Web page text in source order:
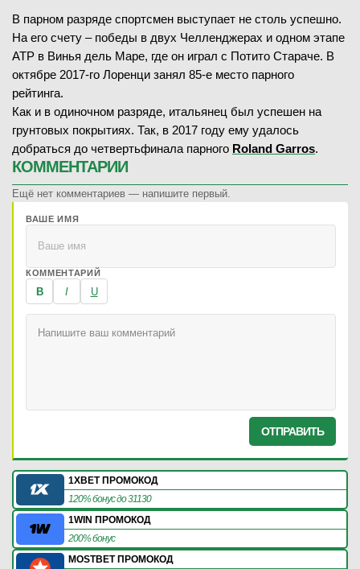
В парном разряде спортсмен выступает не столь успешно.
На его счету – победы в двух Челленджерах и одном этапе
ATP в Винья дель Маре, где он играл с Потито Стараче. В
октябре 2017-го Лоренци занял 85-е место парного
рейтинга.
Как и в одиночном разряде, итальянец был успешен на
грунтовых покрытиях. Так, в 2017 году ему удалось
добраться до четвертьфинала парного Roland Garros.
КОММЕНТАРИИ
Ещё нет комментариев — напишите первый.
ВАШЕ ИМЯ
КОММЕНТАРИЙ
B I U
ОТПРАВИТЬ
1XBET ПРОМОКОД
120% бонус до 31130
1WIN ПРОМОКОД
200% бонус
MOSTBET ПРОМОКОД